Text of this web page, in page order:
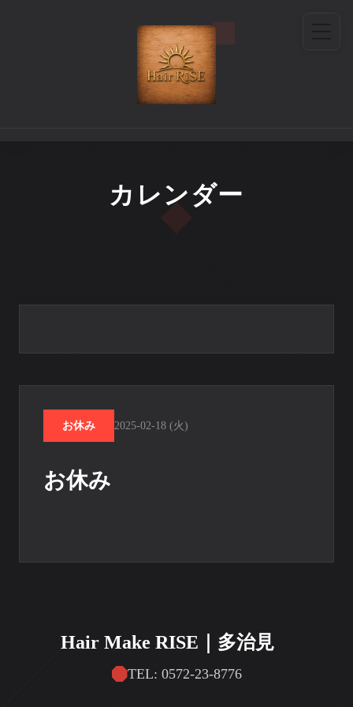
カレンダー
お休み 2025-02-18 (火)
お休み
Hair Make RISE｜多治見
TEL: 0572-23-8776